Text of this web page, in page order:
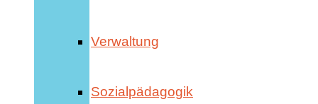
Verwaltung
Sozialpädagogik